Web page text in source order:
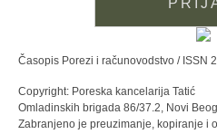
Časopis Porezi i računovodstvo / ISSN
Copyright: Poreska kancelarija Tatić
Omladinskih brigada 86/37.2, Novi
Zabranjeno je preuzimanje, kopiranje i